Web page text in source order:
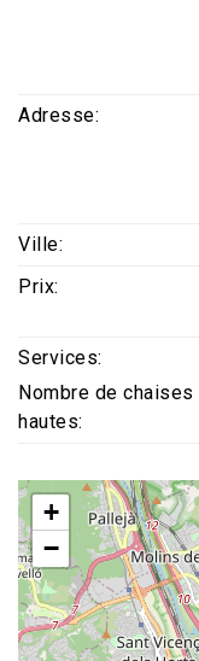
Adresse
Ville
Prix
Services
Nombre de chaises
hautes
+
−